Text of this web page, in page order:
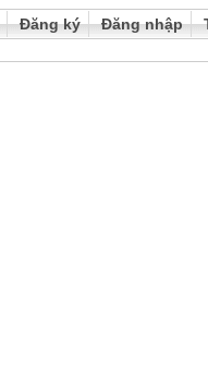
Đăng ký Đăng nhập